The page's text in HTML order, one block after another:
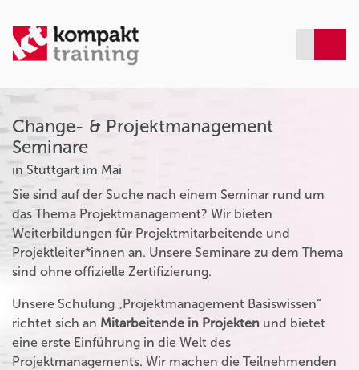
Change- & Projektmanagement
Seminare
in Stuttgart im Mai
Sie sind auf der Suche nach einem Seminar rund um
das Thema Projektmanagement? Wir bieten
Weiterbildungen für Projektmitarbeitende und
Projektleiter*innen an. Unsere Seminare zu dem Thema
sind ohne offizielle Zertifizierung.
Unsere Schulung „Projektmanagement Basiswissen“
richtet sich an Mitarbeitende in Projekten und bietet
eine erste Einführung in die Welt des
Projektmanagements. Wir machen die Teilnehmenden